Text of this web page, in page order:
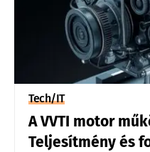
Tech/IT
A VVTI motor
Teljesítmény és